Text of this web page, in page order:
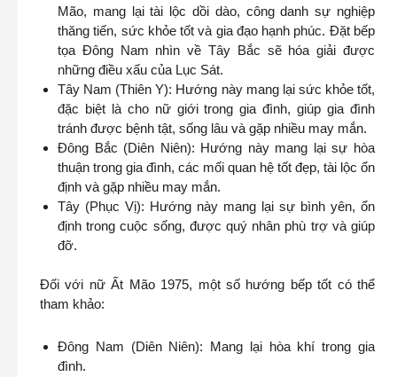
Mão, mang lại tài lộc dồi dào, công danh sự nghiệp
thăng tiến, sức khỏe tốt và gia đạo hạnh phúc. Đặt bếp
tọa Đông Nam nhìn về Tây Bắc sẽ hóa giải được
những điều xấu của Lục Sát.
Tây Nam (Thiên Y): Hướng này mang lại sức khỏe tốt,
đặc biệt là cho nữ giới trong gia đình, giúp gia đình
tránh được bệnh tật, sống lâu và gặp nhiều may mắn.
Đông Bắc (Diên Niên): Hướng này mang lại sự hòa
thuận trong gia đình, các mối quan hệ tốt đẹp, tài lộc ổn
định và gặp nhiều may mắn.
Tây (Phục Vị): Hướng này mang lại sự bình yên, ổn
định trong cuộc sống, được quý nhân phù trợ và giúp
đỡ.
Đối với nữ Ất Mão 1975, một số hướng bếp tốt có thể
tham khảo:
Đông Nam (Diên Niên): Mang lại hòa khí trong gia
đình.